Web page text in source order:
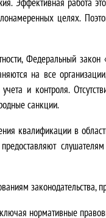
целях.
Федеральный
на все
учета и контроля.
санкции.
квалификации в
законодательства,
нормативные